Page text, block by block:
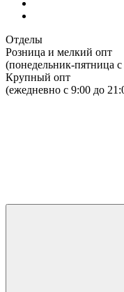
Отделы
Розница и мелкий опт
(понедельник-пятница
Крупный опт
(ежедневно с 9:00 до